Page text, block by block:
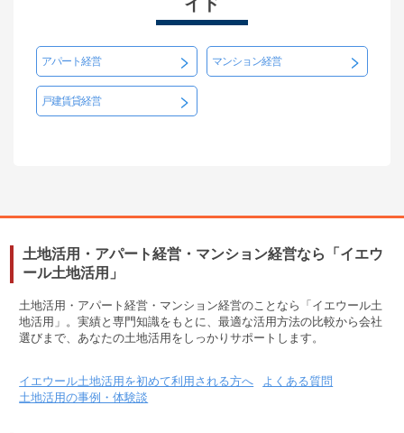
アパート経営 マンション経営
戸建賃貸経営
土地活用・アパート経営・マンション経営なら「イエウ
ール土地活用」
土地活用・アパート経営・マンション経営のことなら「イエウール土
地活用」。実績と専門知識をもとに、最適な活用方法の比較から会社
選びまで、あなたの土地活用をしっかりサポートします。
イエウール土地活用を初めて利用される方へ
よくある質問
土地活用の事例・体験談